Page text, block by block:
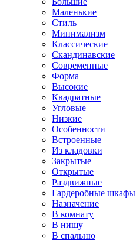
Маленькие
Стиль
Минимализм
Классические
Скандинавские
Современные
Форма
Высокие
Квадратные
Угловые
Низкие
Особенности
Встроенные
Из кладовки
Закрытые
Открытые
Раздвижные
Гардеробные шкафы
Назначение
В комнату
В нишу
В спальню